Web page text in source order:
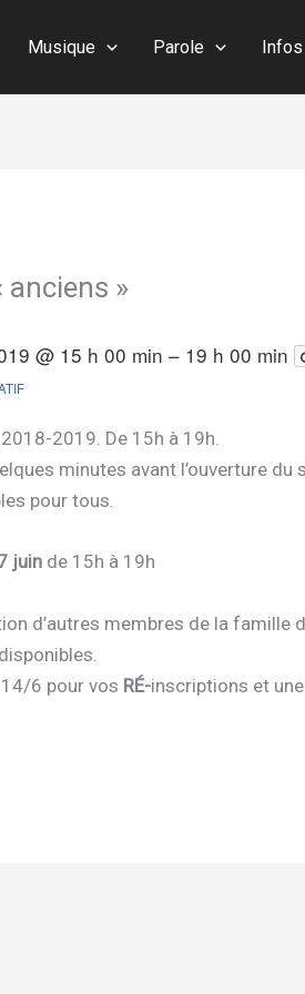
Musique Parole
»
@ 15 h 00 min – 19 h 00 min
2019. De 15h à 19h.
minutes avant l’ouverture du
pour tous.
juin de 15h à 19h
d’autres membres de la
6 pour vos RÉ-inscriptions et